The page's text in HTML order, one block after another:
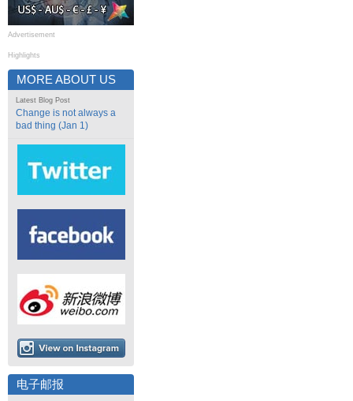
Advertisement
Highlights
MORE ABOUT US
Latest Blog Post
Change is not always a
bad thing (Jan 1)
电子邮报